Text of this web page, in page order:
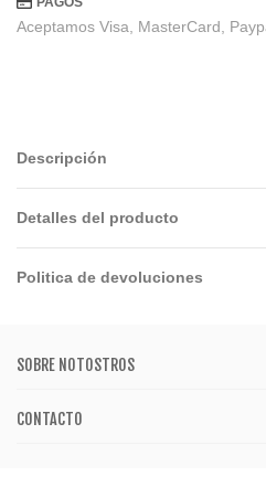
Aceptamos Visa, MasterCard,
Descripción
Detalles del producto
Politica de devoluciones
SOBRE NOTOSTROS
CONTACTO